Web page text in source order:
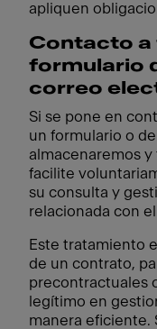
apliquen
Contacto a
formulario
correo
Si se pone en
un formulario o
almacenaremos
facilite
su consulta y
relacionada con
Este tratamiento
de un contrato,
precontractuales
legítimo en
manera eficiente.